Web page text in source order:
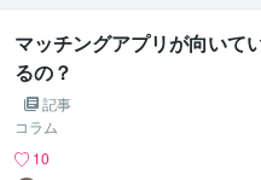
マッチングアプリが向いて
るの？
記事
コラム
10